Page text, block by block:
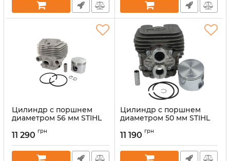
Цилиндр с поршнем
диаметром 56 мм STIHL
Артикул: 53383
11 290 грн
Цилиндр с поршнем
диаметром 50 мм STIHL
Артикул:
11 190 грн